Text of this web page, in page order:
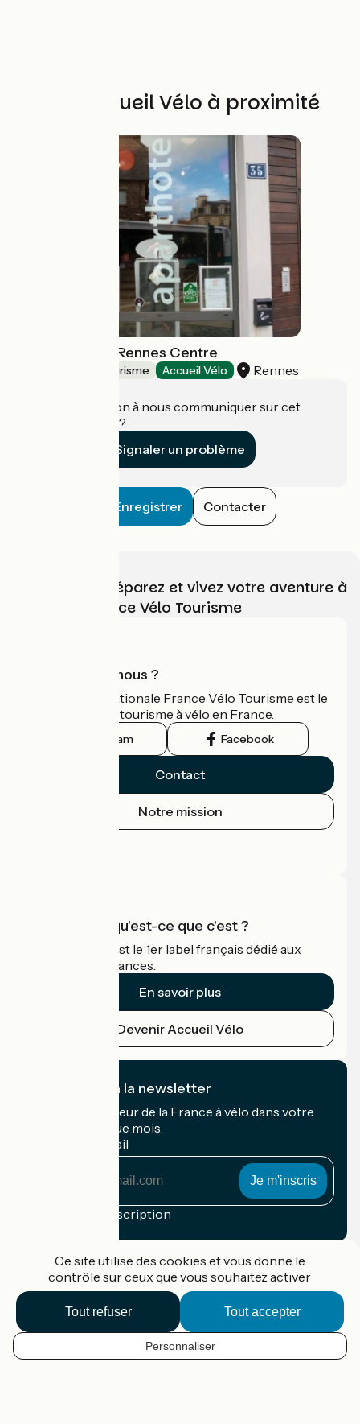
FR
Autres Accueil Vélo à proximité
Adagio Access Rennes Centre
Résidences de tourisme Accueil Vélo Rennes
Une information à nous communiquer sur cet
établissement ?
Signaler un problème
Enregistrer Contacter
Choisissez, préparez et vivez votre aventure à
vélo avec France Vélo Tourisme
Qui sommes-nous ?
L'association nationale France Vélo Tourisme est le
guide officiel du tourisme à vélo en France.
Instagram Facebook
Contact
Notre mission
Accueil Vélo qu'est-ce que c'est ?
Accueil Vélo c'est le 1er label français dédié aux
cyclistes en vacances.
En savoir plus
Devenir Accueil Vélo
Je m'abonne à la newsletter
Recevez le meilleur de la France à vélo dans votre
boîte mail chaque mois.
Mon adresse mail
Conditions d'inscription
Accueil Vélo Pro
Contact
Mentions légales
Ce site utilise des cookies et vous donne le
contrôle sur ceux que vous souhaitez activer
Tout accepter
Tout refuser
Personnaliser